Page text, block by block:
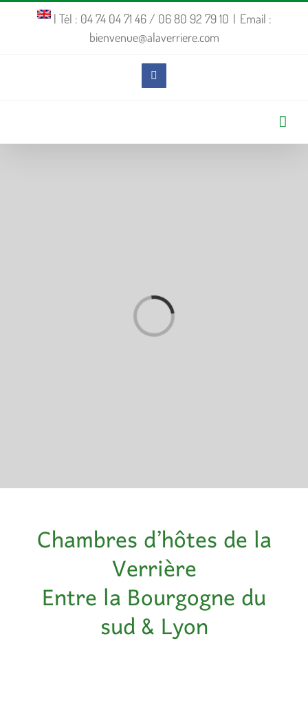
| Tél : 04 74 04 71 46 / 06 80 92 79 10 | Email :
bienvenue@alaverriere.com
Facebook
Chargement…
Chambres d’hôtes de la
Verrière
Entre la Bourgogne du
sud & Lyon